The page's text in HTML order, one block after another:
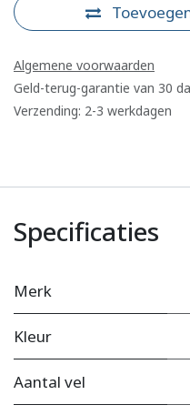
Algemene voorwaarden
Geld-terug-garantie van 30
Verzending: 2-3 werkdagen
Specificaties
Merk
Kleur
Aantal vel